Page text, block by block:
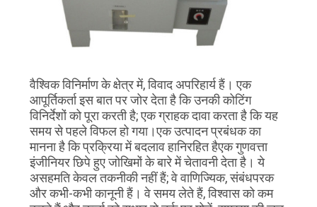
गोपनीयता
नीति
वैश्विक विनिर्माण के क्षेत्र में, विवाद अपरिहार्य हैं। एक
आपूर्तिकर्ता इस बात पर जोर देता है कि उनकी कोटिंग
विनिर्देशों को पूरा करती है; एक ग्राहक दावा करता है कि यह
समय से पहले विफल हो गया।एक उत्पादन प्रबंधक का
मानना है कि प्रक्रिया में बदलाव हानिरहित हैएक गुणवत्ता
इंजीनियर छिपे हुए जोखिमों के बारे में चेतावनी देता है। ये
असहमति केवल तकनीकी नहीं हैं; वे वाणिज्यिक, संबंधपरक
और कभी-कभी कानूनी हैं। वे समय लेते हैं, विश्वास को कम